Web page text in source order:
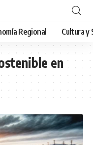
Regional Cultura y
en